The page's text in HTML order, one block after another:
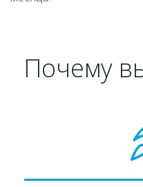
Почему